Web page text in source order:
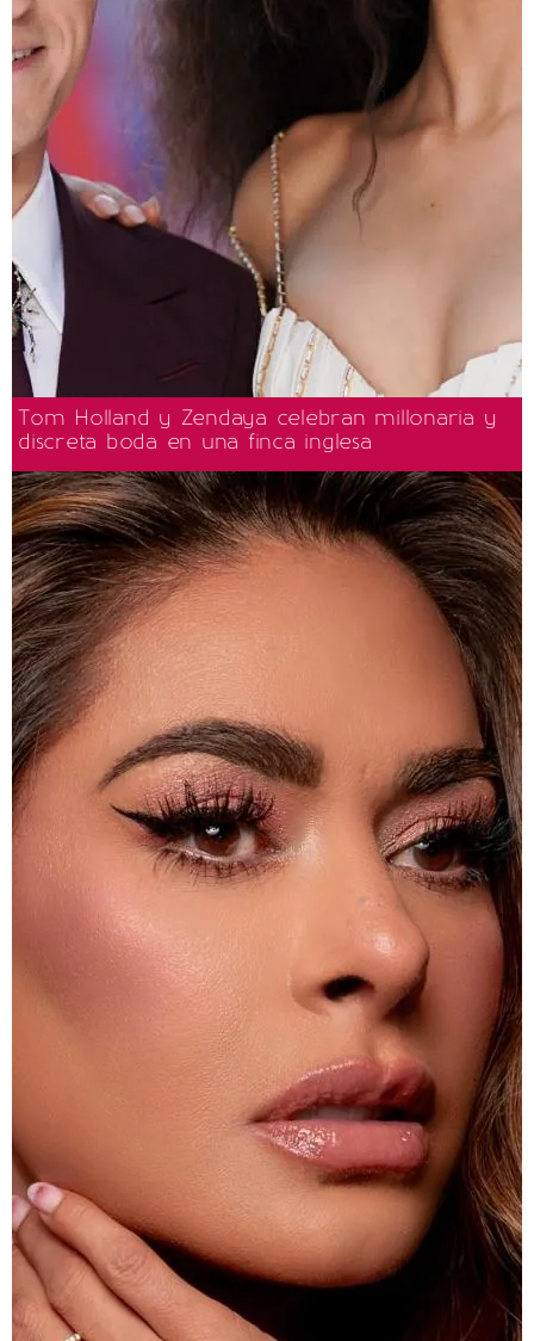
Tom Holland y Zendaya celebran millonaria y
discreta boda en una finca inglesa